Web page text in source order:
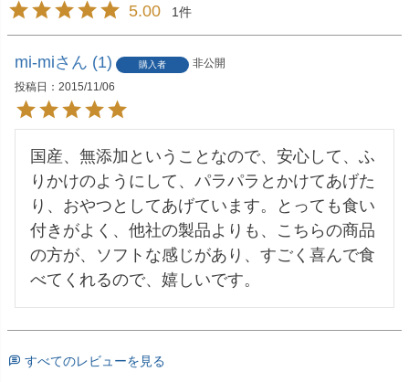
5.00 1
mi-mi 1 購入者
非公開
投稿日
2015/11/06
国産、無添加ということなので、安心して、ふ
りかけのようにして、パラパラとかけてあげた
り、おやつとしてあげています。とっても食い
付きがよく、他社の製品よりも、こちらの商品
の方が、ソフトな感じがあり、すごく喜んで食
べてくれるので、嬉しいです。
すべてのレビューを見る